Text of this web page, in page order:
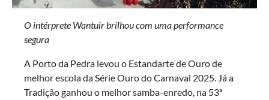
O intérprete Wantuir brilhou com uma performance
segura
A Porto da Pedra levou o Estandarte de Ouro de
melhor escola da Série Ouro do Carnaval 2025. Já a
Tradição ganhou o melhor samba-enredo, na 53ª